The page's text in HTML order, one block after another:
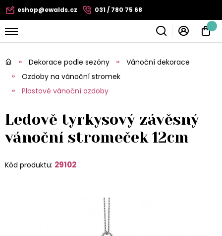
eshop@ewalds.cz 031 / 780 75 68
Dekorace podle sezóny
Vánoční dekorace
Ozdoby na vánoční stromek
Plastové vánoční ozdoby
Ledově tyrkysový závěsný
vánoční stromeček 12cm
Kód produktu: 29102